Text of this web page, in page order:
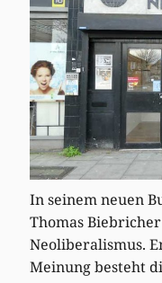
In seinem neuen
Thomas
Neoliberalismus.
Meinung besteht